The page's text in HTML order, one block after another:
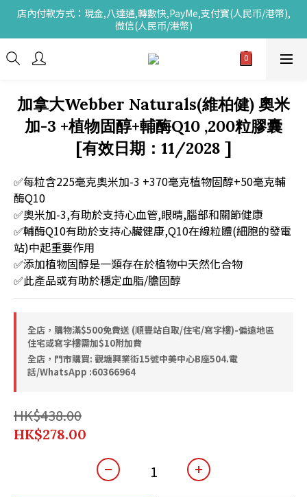
店內付款方式：現金,八達通,轉數快,PayMe,支付寶(人民币/港幣),
微信(人民币/港幣)
加拿大Webber Naturals(維柏健) 奧米
加-3 +植物固醇+輔酶Q10 ,200粒膠囊
[有效日期：11/2028 ]
✅每粒含225毫克奧米加-3 +370毫克植物固醇+50毫克輔
酶Q10
✅奧米加-3,有助於支持心血管,眼晴,腦部和關節健康
✅輔酶Q10有助於支持心臟健康,Q10在線粒體(細胞的發電
站)中起重要作用
✅添加植物固醇是一類存在於植物中天然化合物
✅此產品或有助於穩定血脂/膽固醇
全店，購物滿$500免費送 (順豐站自取/住宅/寫字樓)-偏遠地區
住宅或寫字樓需加$10附加費
全店，門市購買: 觀塘興業街15號中美中心B座504.電
話/WhatsApp :60366964
HK$438.00
HK$278.00